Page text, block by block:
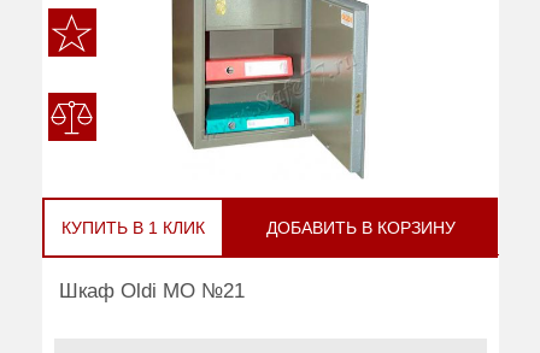
КУПИТЬ В 1 КЛИК ДОБАВИТЬ В КОРЗИНУ
Шкаф Oldi МО №21